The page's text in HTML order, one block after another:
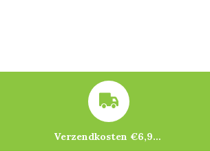
Verzendkosten €6,95 – gratis bij je eerste bestelling vanaf €200